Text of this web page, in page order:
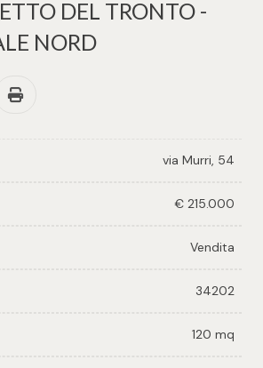
DEL TRONTO -
NORD
34202
via Murri, 54
€ 215.000
Vendita
34202
120 mq